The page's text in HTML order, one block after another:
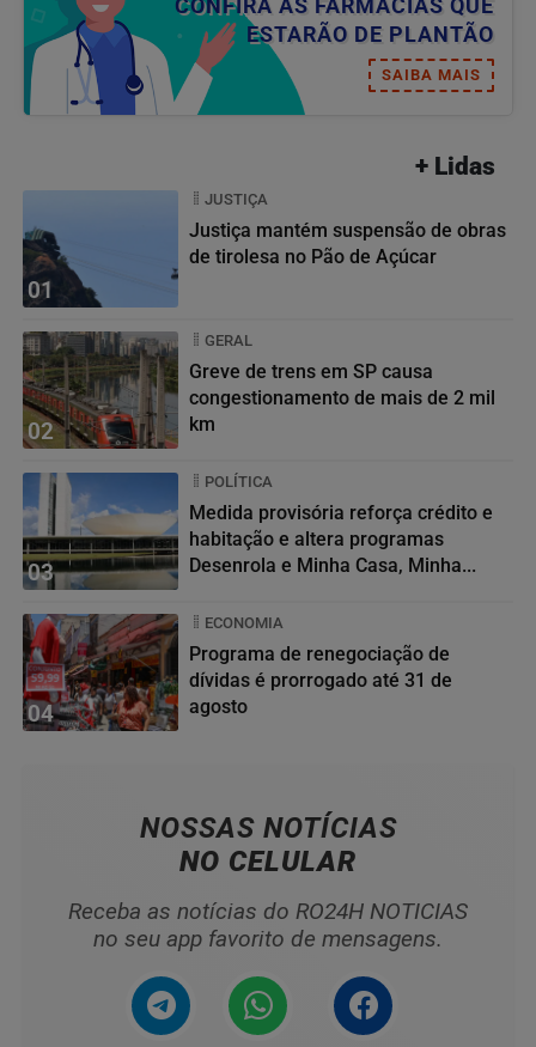
CONFIRA AS FARMÁCIAS QUE
ESTARÃO DE PLANTÃO
SAIBA MAIS
+ Lidas
01
JUSTIÇA
Justiça mantém suspensão de obras
de tirolesa no Pão de Açúcar
02
GERAL
Greve de trens em SP causa
congestionamento de mais de 2 mil
km
03
POLÍTICA
Medida provisória reforça crédito e
habitação e altera programas
Desenrola e Minha Casa, Minha...
04
ECONOMIA
Programa de renegociação de
dívidas é prorrogado até 31 de
agosto
NOSSAS NOTÍCIAS
NO CELULAR
Receba as notícias do RO24H NOTICIAS
no seu app favorito de mensagens.